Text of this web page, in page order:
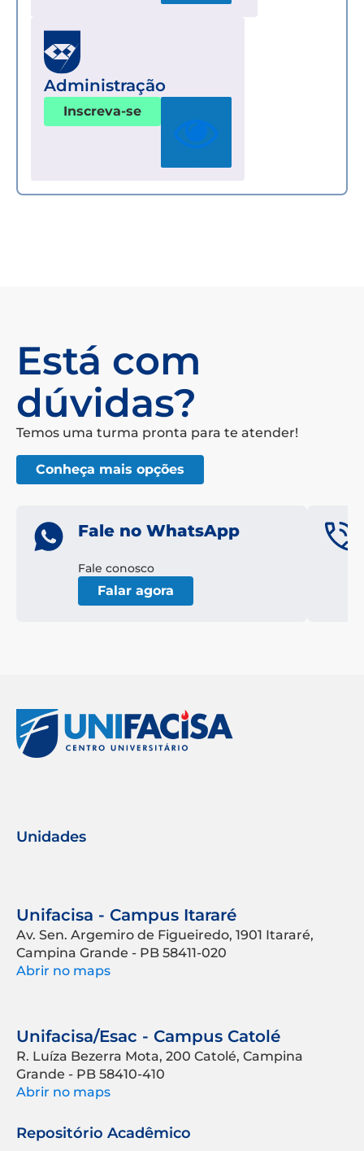
Administração
Inscreva-se
Está com
dúvidas?
Temos uma turma pronta para te atender!
Conheça mais opções
Fale no WhatsApp
Fale conosco
Falar agora
Unidades
Unifacisa - Campus Itararé
Av. Sen. Argemiro de Figueiredo, 1901 Itararé,
Campina Grande - PB 58411-020
Abrir no maps
Unifacisa/Esac - Campus Catolé
R. Luíza Bezerra Mota, 200 Catolé, Campina
Grande - PB 58410-410
Abrir no maps
Repositório Acadêmico